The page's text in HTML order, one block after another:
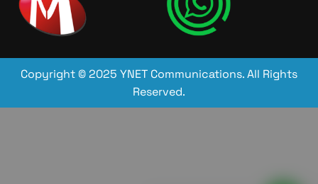
Copyright © 2025 YNET Communications. All Rights
Reserved.